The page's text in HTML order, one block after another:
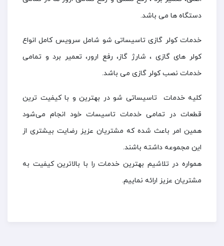
دستگاه ها می باشد.
خدمات کولر گازی تاسیساتی شو شامل سرویس کامل انواع
کولر های گازی ، شارژ گاز، رفع ارور، تعمیر برد و تمامی
خدمات نصب کولر گازی می باشد.
کلیه خدمات تاسیساتی شو در بهترین و با کیفیت ترین
قطعات در تمامی خدمات تاسیسات خود انجام می‌شود
همین امر باعث شده که مشتریان عزیز رضایت بیشتری از
این مجموعه داشته باشند.
همواره در تلاشیم بهترین خدمات را با بالاترین کیفیت به
مشتریان عزیز ارائه نماییم.